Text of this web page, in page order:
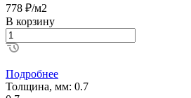
778 ₽/м2
В корзину
Подробнее
Толщина, мм: 0.7